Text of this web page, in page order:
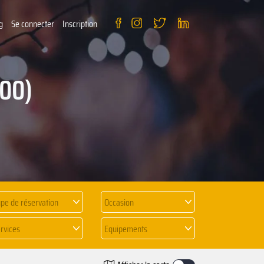
Se connecter Inscription
de réservation
Occasion
Equipements